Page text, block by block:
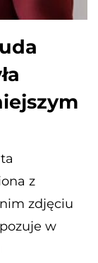
z
zdjęciu
w